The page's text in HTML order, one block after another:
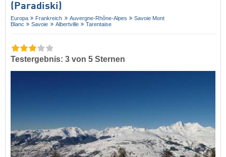
(Paradiski)
Europa Frankreich Auvergne-Rhône-Alpes
Savoie Mont
Blanc
Savoie Albertville Tarentaise
Testergebnis: 3 von 5 Sternen